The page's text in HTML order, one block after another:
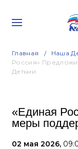
Главная Наша
Россия»
Детьми
«Единая
меры
02 мая 2026,